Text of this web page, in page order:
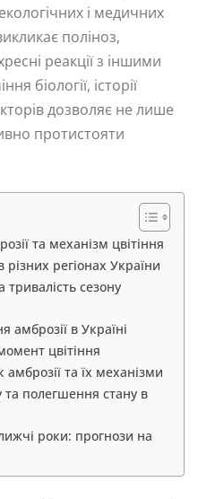
і медичних
поліноз,
реакції з іншими
біології, історії
дозволяє не лише
протистояти
та механізм цвітіння
регіонах України
тривалість сезону
амброзії в Україні
цвітіння
та їх механізми
та полегшення стану в
роки: прогнози на